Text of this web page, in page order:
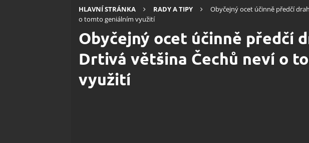
HLAVNÍ STRÁNKA RADY A TIPY
Obyčejný ocet účinně předčí
o tomto geniálním využití
Obyčejný ocet účinně předčí
Drtivá většina Čechů neví o
využití